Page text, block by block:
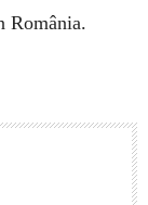
România.